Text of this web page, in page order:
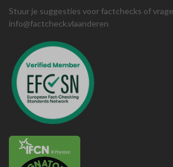
Stuur je suggesties voor factchecks of
info@factcheck.vlaanderen